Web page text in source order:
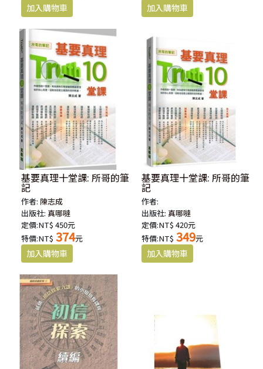
基要真理十堂課: 所哥的筆
記
作者: 陳志成
出版社:真哪噠
定價:NT$ 450元
特價:NT$ 374元
基要真理十堂課: 所哥的筆
記
作者:
出版社:真哪噠
定價:NT$ 420元
特價:NT$ 349元